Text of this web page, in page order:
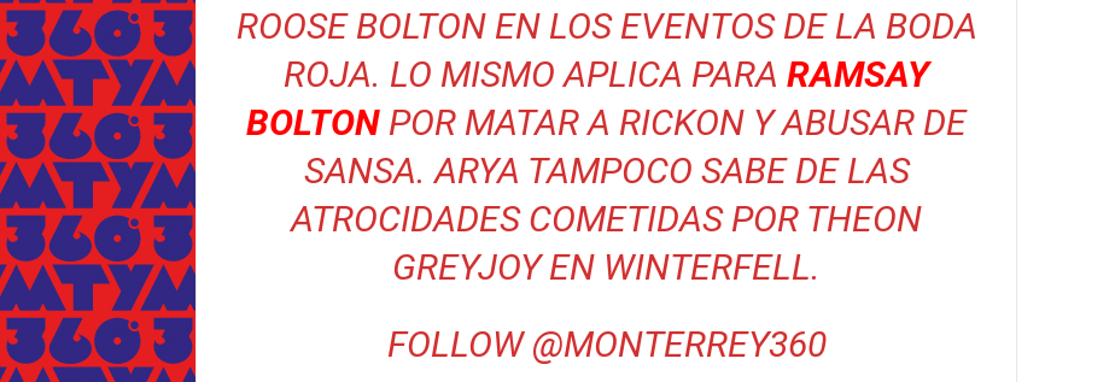
ROOSE BOLTON EN LOS EVENTOS DE LA BODA
ROJA. LO MISMO APLICA PARA RAMSAY
BOLTON POR MATAR A RICKON Y ABUSAR DE
SANSA. ARYA TAMPOCO SABE DE LAS
ATROCIDADES COMETIDAS POR THEON
GREYJOY EN WINTERFELL.
FOLLOW @MONTERREY360